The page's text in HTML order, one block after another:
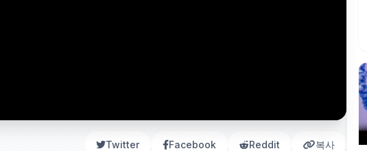
Twitter Facebook Reddit 복사